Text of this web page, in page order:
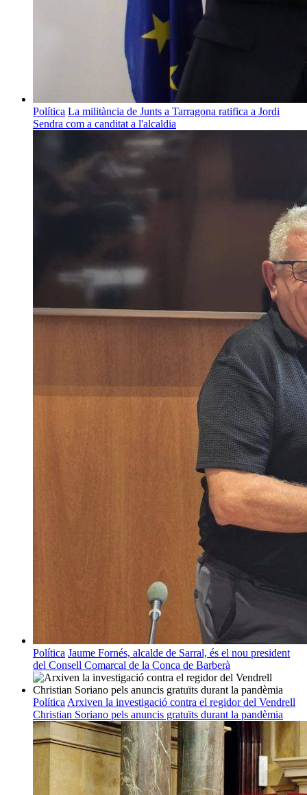
Política La militància de Junts a Tarragona ratifica a Jordi
Sendra com a canditat a l'alcaldia
Política Jaume Fornés, alcalde de Sarral, és el nou president
del Consell Comarcal de la Conca de Barberà
Política Arxiven la investigació contra el regidor del Vendrell
Christian Soriano pels anuncis gratuïts durant la pandèmia